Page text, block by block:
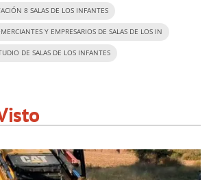
8 SALAS DE LOS INFANTES
Y EMPRESARIOS DE SALAS DE LOS IN
DE SALAS DE LOS INFANTES